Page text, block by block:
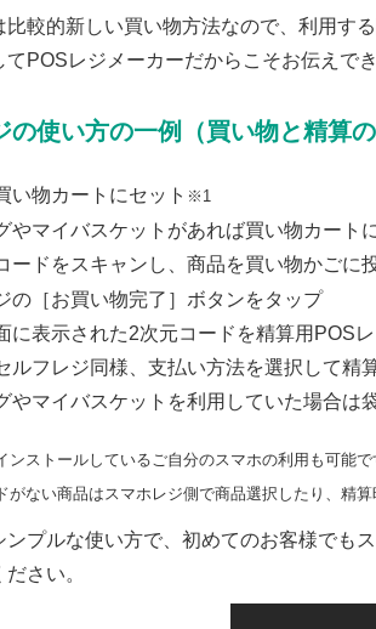
比較的新しい買い物方法なので、利用す
てPOSレジメーカーだからこそお伝えで
の使い方の一例（買い物と精算の
い物カートにセット ※1
やマイバスケットがあれば買い物カート
ードをスキャンし、商品を買い物かごに
の［お買い物完了］ボタンをタップ
に表示された2次元コードを精算用POS
ルフレジ同様、支払い方法を選択して精
やマイバスケットを利用していた場合は
ストールしているご自分のスマホの利用も可能で
ない商品はスマホレジ側で商品選択したり、精算
ンプルな使い方で、初めてのお客様でも
さい。